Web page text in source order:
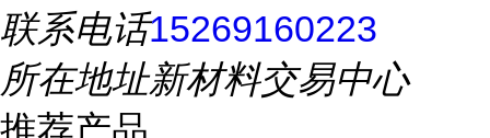
联系电话15269160223
所在地址新材料交易中心
推荐产品